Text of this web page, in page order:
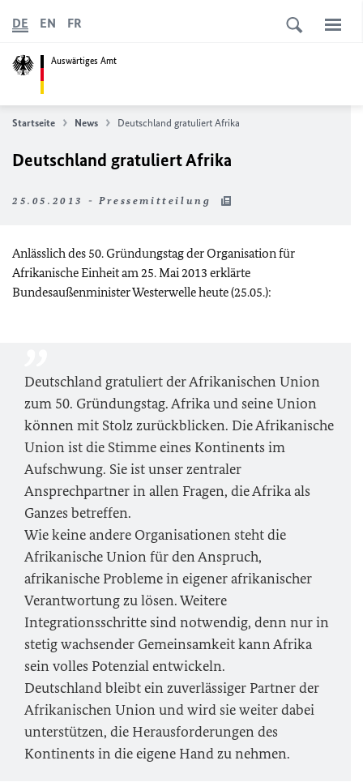
Auswärtiges Amt
DE EN FR
Startseite News Deutschland gratuliert Afrika
Deutschland gratuliert Afrika
25.05.2013 - Pressemitteilung
Anlässlich des 50. Gründungstag der Organisation für
Afrikanische Einheit am 25. Mai 2013 erklärte
Bundesaußenminister Westerwelle heute (25.05.):
Deutschland gratuliert der Afrikanischen Union
zum 50. Gründungstag. Afrika und seine Union
können mit Stolz zurückblicken. Die Afrikanische
Union ist die Stimme eines Kontinents im
Aufschwung. Sie ist unser zentraler
Ansprechpartner in allen Fragen, die Afrika als
Ganzes betreffen.
Wie keine andere Organisationen steht die
Afrikanische Union für den Anspruch,
afrikanische Probleme in eigener afrikanischer
Verantwortung zu lösen. Weitere
Integrationsschritte sind notwendig, denn nur in
stetig wachsender Gemeinsamkeit kann Afrika
sein volles Potenzial entwickeln.
Deutschland bleibt ein zuverlässiger Partner der
Afrikanischen Union und wird sie weiter dabei
unterstützen, die Herausforderungen des
Kontinents in die eigene Hand zu nehmen.